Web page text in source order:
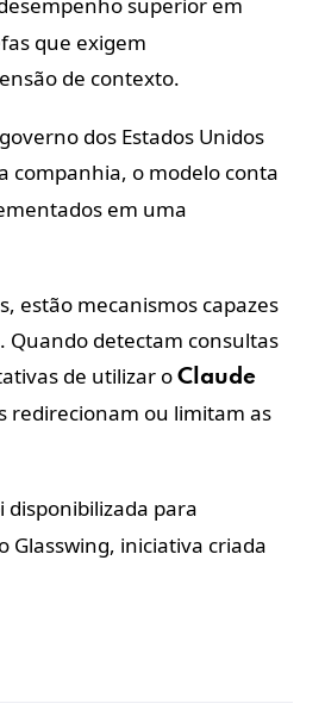
que exigem
de contexto.
dos Estados Unidos
companhia, o modelo conta
em uma
estão mecanismos capazes
Quando detectam consultas
de utilizar o Claude
redirecionam ou limitam as
para
Glasswing, iniciativa criada